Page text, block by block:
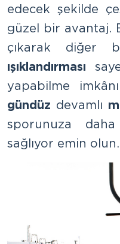
edecek şekilde
güzel bir avantaj.
çıkarak diğer
ışıklandırması
yapabilme
gündüz devamlı
sporunuza
sağlıyor emin olun.